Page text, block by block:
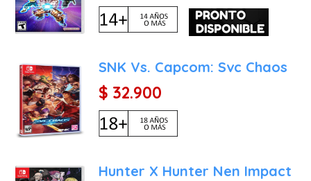
SNK Vs. Capcom: Svc Chaos
$ 32.900
Hunter X Hunter Nen Impact